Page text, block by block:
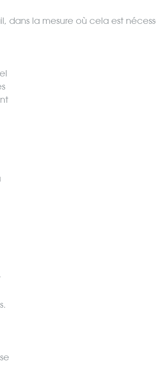
dans la mesure où cela est